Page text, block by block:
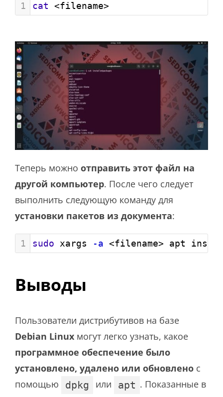
1 cat <filename>
Теперь можно отправить этот файл на
другой компьютер. После чего следует
выполнить следующую команду для
установки пакетов из документа:
1 sudo xargs -a <filename> apt
Выводы
Пользователи дистрибутивов на базе
Debian Linux могут легко узнать, какое
программное обеспечение было
установлено, удалено или обновлено с
помощью
dpkg или apt . Показанные в